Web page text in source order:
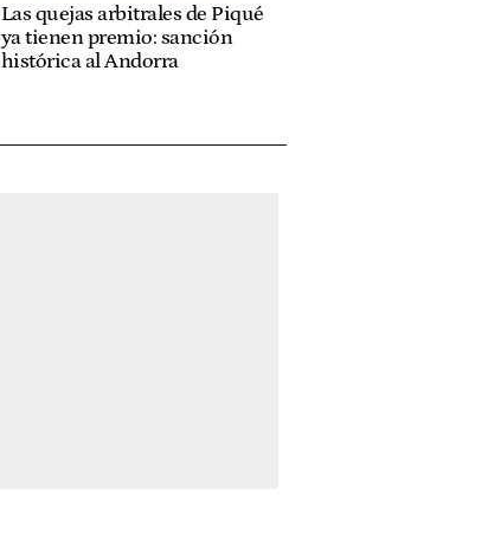
Las quejas arbitrales de Piqué
ya tienen premio: sanción
histórica al Andorra